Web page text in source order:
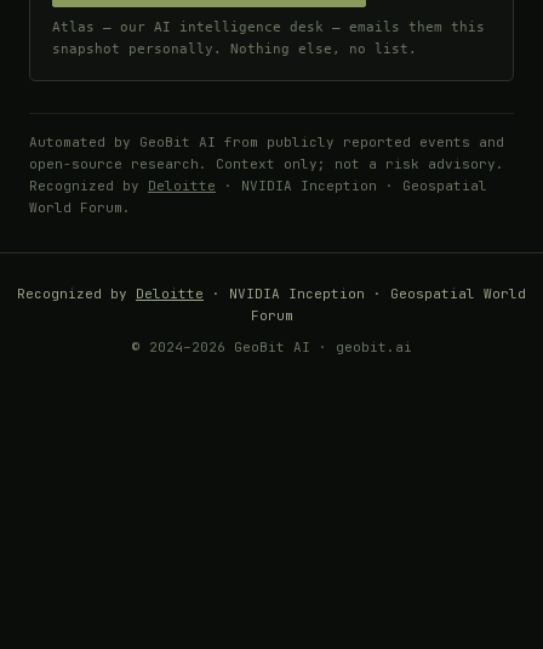
Atlas — our AI intelligence desk — emails them this
snapshot personally. Nothing else, no list.
Automated by GeoBit AI from publicly reported events and
open-source research. Context only; not a risk advisory.
Recognized by Deloitte · NVIDIA Inception · Geospatial
World Forum.
Recognized by Deloitte · NVIDIA Inception · Geospatial World
Forum
© 2024–2026 GeoBit AI · geobit.ai